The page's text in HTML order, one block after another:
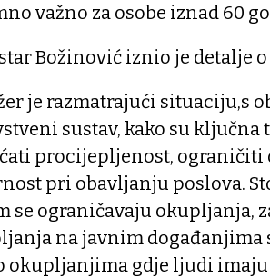
važno za osobe iznad 60
Božinović iznio je detalje
je razmatrajući situaciju,s
sustav, kako su ključna
procijepljenost, ograničiti
pri obavljanju poslova.
se ograničavaju okupljanja,
na javnim događanjima
okupljanjima gdje ljudi imaju